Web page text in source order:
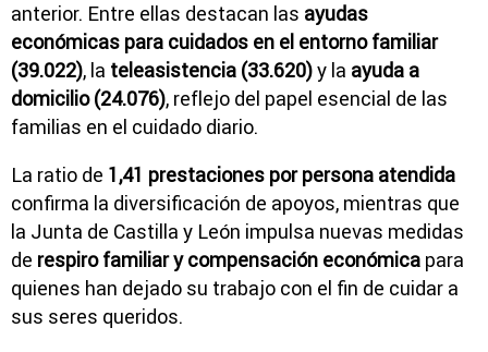
anterior. Entre ellas destacan las ayudas
económicas para cuidados en el entorno familiar
(39.022), la teleasistencia (33.620)y la ayuda a
domicilio (24.076), reflejo del papel esencial de las
familias en el cuidado diario.
La ratio de 1,41 prestaciones por persona atendida
confirma la diversificación de apoyos, mientras que
la Junta de Castilla y León impulsa nuevas medidas
de respiro familiar y compensación económica para
quienes han dejado su trabajo con el fin de cuidar a
sus seres queridos.